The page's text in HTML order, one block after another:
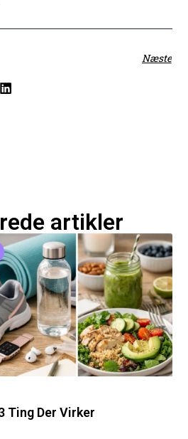
Næste
artikler
Ting Der Virker